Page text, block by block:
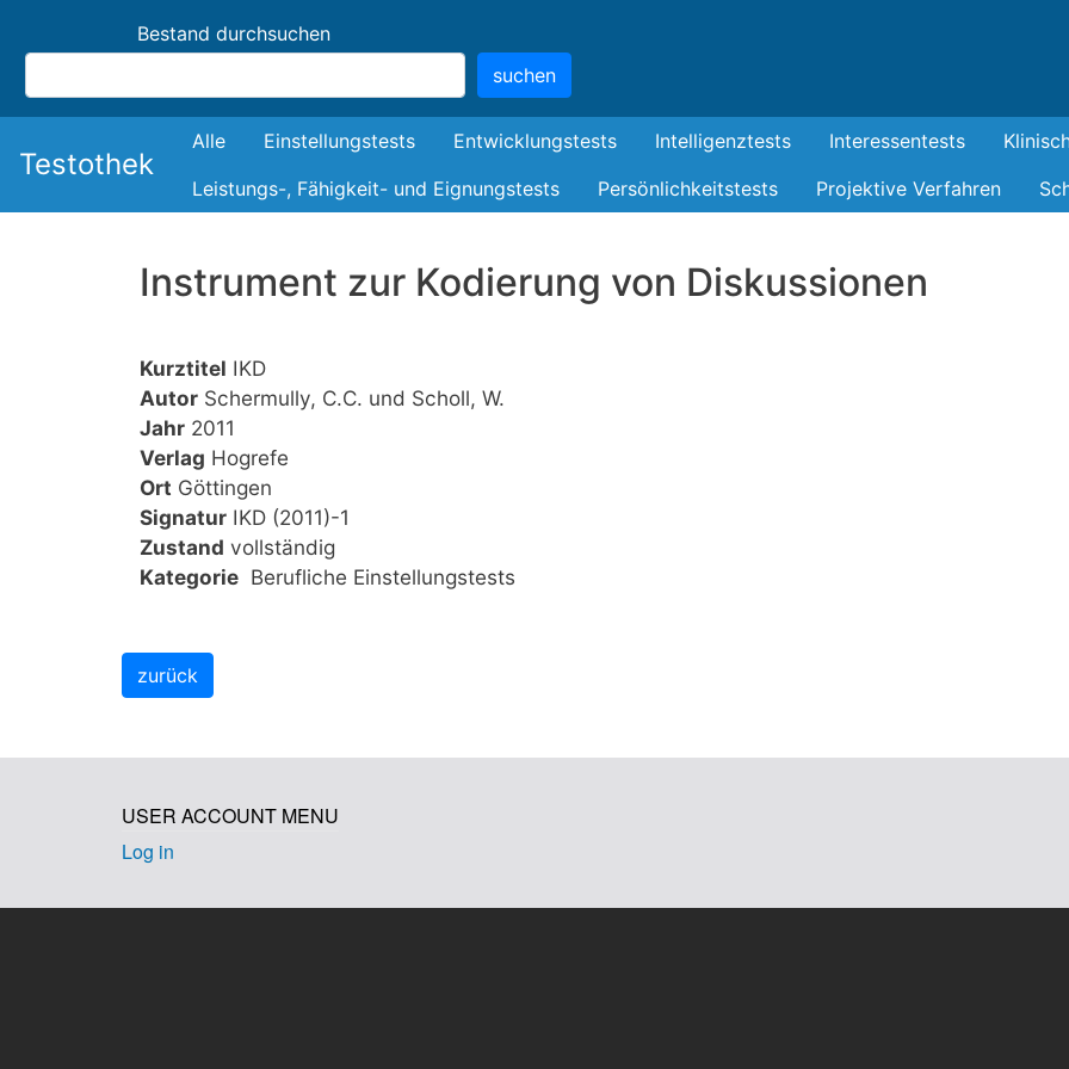
Bestand durchsuchen
suchen
Testothek
Bestand
Alle Einstellungstests Entwicklungstests Intelligenztests Interessentests
Leistungs-, Fähigkeit- und Eignungstests
Persönlichkeitstests Projektive Verfahren
Instrument zur Kodierung von Diskussionen
Kurztitel IKD
Autor Schermully, C.C. und Scholl, W.
Jahr 2011
Verlag Hogrefe
Ort Göttingen
Signatur IKD (2011)-1
Zustand vollständig
Kategorie Berufliche Einstellungstests
USER ACCOUNT MENU
Log in